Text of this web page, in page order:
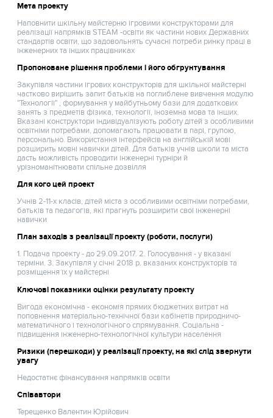
Мета проекту
Наповнити шкільну майстерню ігровими конструкторами для
реалізації напрямків STEAM -освіти як частини нових Державних
стандартів освіти, що задовольнять сучасні потреби ринку праці в
інженерних та інших працівниках
Пропоноване рішення проблеми і його обгрунтування
Закупівля частини ігрових конструкторів для шкільної майстерні
частково вирішить запит батьків на поглиблене вивчення модулю
"Технології" , формування у майбутньому бази для додаткових
занять з предметів фізика, технології, іноземна мова та інших.
Вказані конструктори індивідуалізують роботу дітей з особливими
освітніми потребами, допомагають працювати в парі, групою,
персонально. Використання інтерфейсів на англійській мові
розширить мовні навички дітей. Для батьків учнів школи та міста
дасть можливість проводити інженерні турніри й
урізноманітнювати спільне дозвілля
Для кого цей проект
Учнів 2-11-х класів, дітей міста з особливими освітніми потребами,
батьків та педагогів, які прагнуть розширити свої інженерні
навички
План заходів з реалізації проекту (роботи, послуги)
1. Подача проекту - до 29.09.2017. 2. Голосування - у вказані
терміни. 3. Закупівля у січні 2018 р. вказаних конструкторів та
розміщення їх у майстерні
Ключові показники оцінки результату проекту
Вигода економічна - економія прямих бюджетних витрат на
поповнення матеріально-технічної бази кабінетів природничо-
математичного і технологічного спрямування. Соціальна -
підвищення інженерно-технологічної культури населення
Ризики (перешкоди) у реалізації проекту, на які слід звернути
увагу
Недостатнє фінансування напрямків освіти
Співавтори
Терещенко Валентин Юрійович